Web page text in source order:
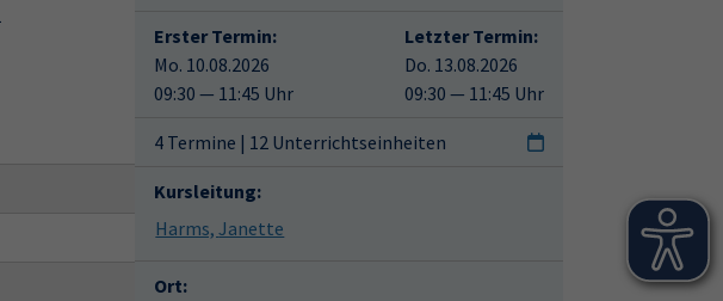
Erster Termin:
Mo. 10.08.2026
09:30 — 11:45 Uhr
Letzter Termin:
Do. 13.08.2026
09:30 — 11:45 Uhr
4 Termine | 12 Unterrichtseinheiten
Kursleitung:
Harms, Janette
Ort: